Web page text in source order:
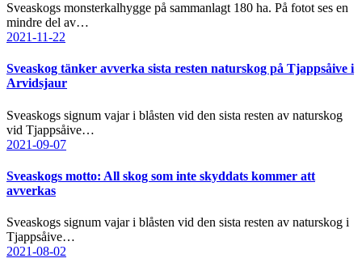
Sveaskogs monsterkalhygge på sammanlagt 180 ha. På fotot ses en
mindre del av…
2021-11-22
Sveaskog tänker avverka sista resten naturskog på Tjappsåive i
Arvidsjaur
Sveaskogs signum vajar i blåsten vid den sista resten av naturskog
vid Tjappsåive…
2021-09-07
Sveaskogs motto: All skog som inte skyddats kommer att
avverkas
Sveaskogs signum vajar i blåsten vid den sista resten av naturskog i
Tjappsåive…
2021-08-02